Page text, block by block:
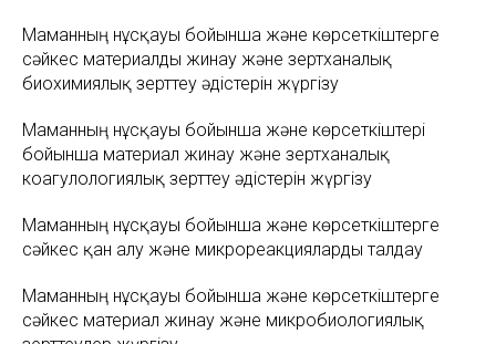
Маманның нұсқауы бойынша және көрсеткіштерге
сәйкес материалды жинау және зертханалық
биохимиялық зерттеу әдістерін жүргізу
Маманның нұсқауы бойынша және көрсеткіштері
бойынша материал жинау және зертханалық
коагулологиялық зерттеу әдістерін жүргізу
Маманның нұсқауы бойынша және көрсеткіштерге
сәйкес қан алу және микрореакцияларды талдау
Маманның нұсқауы бойынша және көрсеткіштерге
сәйкес материал жинау және микробиологиялық